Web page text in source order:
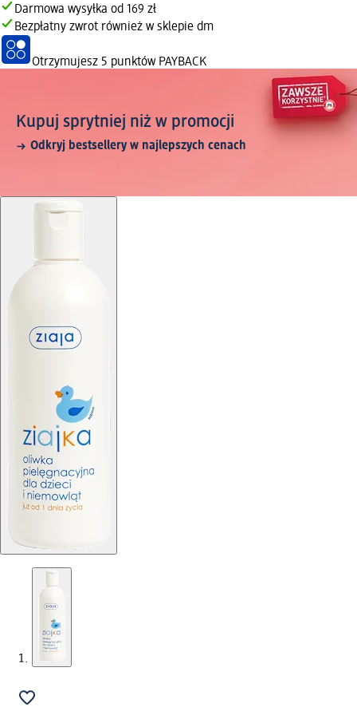
Darmowa wysyłka od 169 zł
Bezpłatny zwrot również w sklepie dm
Otrzymujesz 5 punktów PAYBACK
Kupuj sprytniej niż w promocji
Odkryj bestsellery w najlepszych cenach